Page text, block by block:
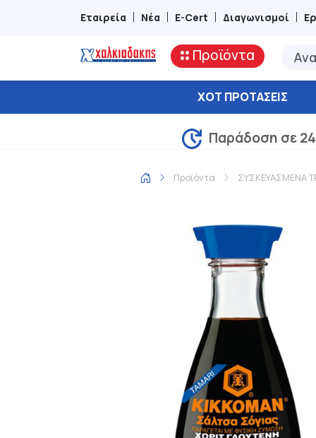
Εταιρεία Νέα E-Cert Διαγωνισμοί
Προϊόντα
ΧΟΤ ΠΡΟΤΆΣΕΙΣ
Παράδοση σε
Προϊόντα ΣΥΣΚΕΥΑΣΜΕΝΑ